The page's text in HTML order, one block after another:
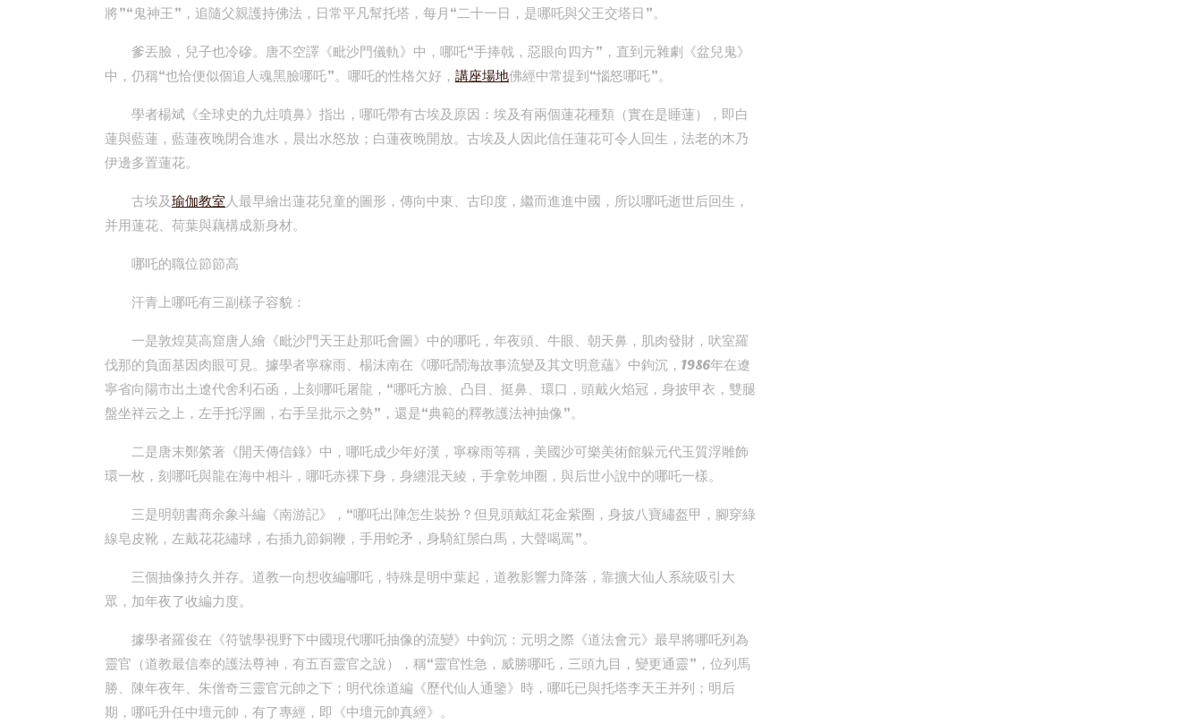
將”“鬼神王”，追隨父親護持佛法，日常平凡幫托塔，每月“二十一日，是哪吒與父王交塔日”。
爹丟臉，兒子也冷磣。唐不空譯《毗沙門儀軌》中，哪吒“手捧戟，惡眼向四方”，直到元雜劇《盆兒鬼》
中，仍稱“也恰便似個追人魂黑臉哪吒”。哪吒的性格欠好， 講座場地佛經中常提到“惱怒哪吒”。
學者楊斌《全球史的九炷噴鼻》指出，哪吒帶有古埃及原因：埃及有兩個蓮花種類（實在是睡蓮），即白
蓮與藍蓮，藍蓮夜晚閉合進水，晨出水怒放；白蓮夜晚開放。古埃及人因此信任蓮花可令人回生，法老的木乃
伊邊多置蓮花。
古埃及瑜伽教室人最早繪出蓮花兒童的圖形，傳向中東、古印度，繼而進進中國，所以哪吒逝世后回生，
并用蓮花、荷葉與藕構成新身材。
哪吒的職位節節高
汗青上哪吒有三副樣子容貌：
一是敦煌莫高窟唐人繪《毗沙門天王赴那吒會圖》中的哪吒，年夜頭、牛眼、朝天鼻，肌肉發財，吠室羅
伐那的負面基因肉眼可見。據學者寧稼雨、楊沫南在《哪吒鬧海故事流變及其文明意蘊》中鉤沉，1986年在遼
寧省向陽市出土遼代舍利石函，上刻哪吒屠龍，“哪吒方臉、凸目、挺鼻、環口，頭戴火焰冠，身披甲衣，雙腿
盤坐祥云之上，左手托浮圖，右手呈批示之勢”，還是“典範的釋教護法神抽像”。
二是唐末鄭綮著《開天傳信錄》中，哪吒成少年好漢，寧稼雨等稱，美國沙可樂美術館躲元代玉質浮雕飾
環一枚，刻哪吒與龍在海中相斗，哪吒赤裸下身，身纏混天綾，手拿乾坤圈，與后世小說中的哪吒一樣。
三是明朝書商余象斗編《南游記》，“哪吒出陣怎生裝扮？但見頭戴紅花金紫圈，身披八寶繡盔甲，腳穿綠
線皂皮靴，左戴花花繡球，右插九節銅鞭，手用蛇矛，身騎紅鬃白馬，大聲喝罵”。
三個抽像持久并存。道教一向想收編哪吒，特殊是明中葉起，道教影響力降落，靠擴大仙人系統吸引大
眾，加年夜了收編力度。
據學者羅俊在《符號學視野下中國現代哪吒抽像的流變》中鉤沉：元明之際《道法會元》最早將哪吒列為
靈官（道教最信奉的護法尊神，有五百靈官之說），稱“靈官性急，威勝哪吒，三頭九目，變更通靈”，位列馬
勝、陳年夜年、朱僧奇三靈官元帥之下；明代徐道編《歷代仙人通鑒》時，哪吒已與托塔李天王并列；明后
期，哪吒升任中壇元帥，有了專經，即《中壇元帥真經》。